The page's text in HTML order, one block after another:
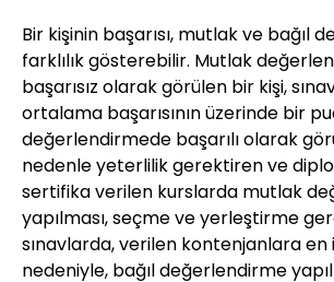
Bir kişinin başarısı, mutlak ve bağıl
farklılık gösterebilir. Mutlak
başarısız olarak görülen bir kişi,
ortalama başarısının üzerinde bir
değerlendirmede başarılı olarak
nedenle yeterlilik gerektiren ve
sertifika verilen kurslarda mutlak
yapılması, seçme ve yerleştirme
sınavlarda, verilen kontenjanlara en
nedeniyle, bağıl değerlendirme